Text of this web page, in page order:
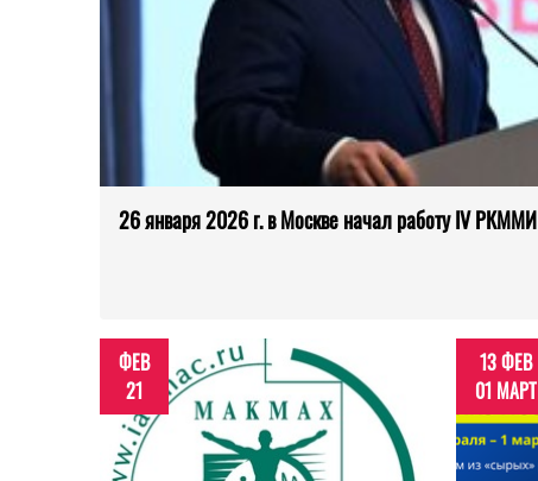
26 января 2026 г. в Москве начал работу IV РКММИ
ФЕВ
21
13 ФЕВ
01 МАРТ